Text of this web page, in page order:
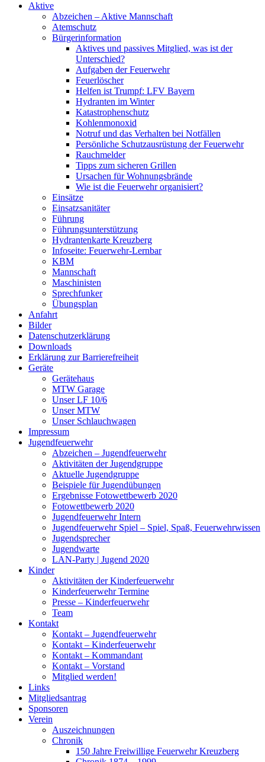
Aktive
Abzeichen – Aktive Mannschaft
Atemschutz
Bürgerinformation
Aktives und passives Mitglied, was ist der
Unterschied?
Aufgaben der Feuerwehr
Feuerlöscher
Helfen ist Trumpf: LFV Bayern
Hydranten im Winter
Katastrophenschutz
Kohlenmonoxid
Notruf und das Verhalten bei Notfällen
Persönliche Schutzausrüstung der Feuerwehr
Rauchmelder
Tipps zum sicheren Grillen
Ursachen für Wohnungsbrände
Wie ist die Feuerwehr organisiert?
Einsätze
Einsatzsanitäter
Führung
Führungsunterstützung
Hydrantenkarte Kreuzberg
Infoseite: Feuerwehr-Lernbar
KBM
Mannschaft
Maschinisten
Sprechfunker
Übungsplan
Anfahrt
Bilder
Datenschutzerklärung
Downloads
Erklärung zur Barriere­frei­heit
Geräte
Gerätehaus
MTW Garage
Unser LF 10/6
Unser MTW
Unser Schlauchwagen
Impressum
Jugendfeuerwehr
Abzeichen – Jugendfeuerwehr
Aktivitäten der Jugendgruppe
Aktuelle Jugendgruppe
Beispiele für Jugendübungen
Ergebnisse Fotowettbewerb 2020
Fotowettbewerb 2020
Jugendfeuerwehr Intern
Jugendfeuerwehr Spiel – Spiel, Spaß, Feuerwehrwissen
Jugendsprecher
Jugendwarte
LAN-Party | Jugend 2020
Kinder
Aktivitäten der Kinderfeuerwehr
Kinderfeuerwehr Termine
Presse – Kinderfeuerwehr
Team
Kontakt
Kontakt – Jugendfeuerwehr
Kontakt – Kinderfeuerwehr
Kontakt – Kommandant
Kontakt – Vorstand
Mitglied werden!
Links
Mitgliedsantrag
Sponsoren
Verein
Auszeichnungen
Chronik
150 Jahre Freiwillige Feuerwehr Kreuzberg